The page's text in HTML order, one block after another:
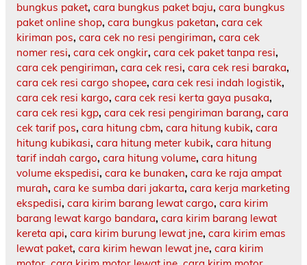
bungkus paket, cara bungkus paket baju, cara bungkus
paket online shop, cara bungkus paketan, cara cek
kiriman pos, cara cek no resi pengiriman, cara cek
nomer resi, cara cek ongkir, cara cek paket tanpa resi,
cara cek pengiriman, cara cek resi, cara cek resi baraka,
cara cek resi cargo shopee, cara cek resi indah logistik,
cara cek resi kargo, cara cek resi kerta gaya pusaka,
cara cek resi kgp, cara cek resi pengiriman barang, cara
cek tarif pos, cara hitung cbm, cara hitung kubik, cara
hitung kubikasi, cara hitung meter kubik, cara hitung
tarif indah cargo, cara hitung volume, cara hitung
volume ekspedisi, cara ke bunaken, cara ke raja ampat
murah, cara ke sumba dari jakarta, cara kerja marketing
ekspedisi, cara kirim barang lewat cargo, cara kirim
barang lewat kargo bandara, cara kirim barang lewat
kereta api, cara kirim burung lewat jne, cara kirim emas
lewat paket, cara kirim hewan lewat jne, cara kirim